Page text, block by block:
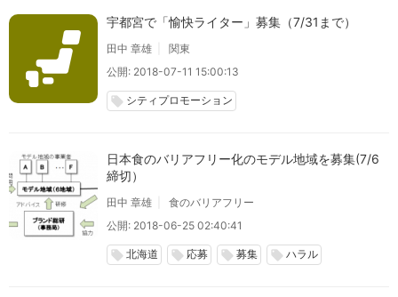
宇都宮で「愉快ライター」募集（7/31まで）
田中 章雄
関東
公開: 2018-07-11 15:00:13
local_offer シティプロモーション
日本食のバリアフリー化のモデル地域を募集(7/6
締切）
田中 章雄
食のバリアフリー
公開: 2018-06-25 02:40:41
local_offer 北海道 local_offer 応募 local_offer 募集 local_offer ハラル